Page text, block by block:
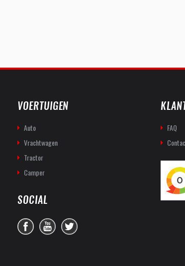
VOERTUIGEN
Auto
Vrachtwagen
Tractor
Camper
SOCIAL
FAQ